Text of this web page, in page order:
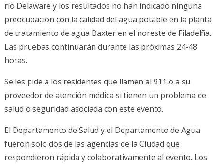
río Delaware y los resultados no han indicado ninguna
preocupación con la calidad del agua potable en la planta
de tratamiento de agua Baxter en el noreste de Filadelfia.
Las pruebas continuarán durante las próximas 24-48
horas.
Se les pide a los residentes que llamen al 911 o a su
proveedor de atención médica si tienen un problema de
salud o seguridad asociada con este evento.
El Departamento de Salud y el Departamento de Agua
fueron solo dos de las agencias de la Ciudad que
respondieron rápida y colaborativamente al evento. Los